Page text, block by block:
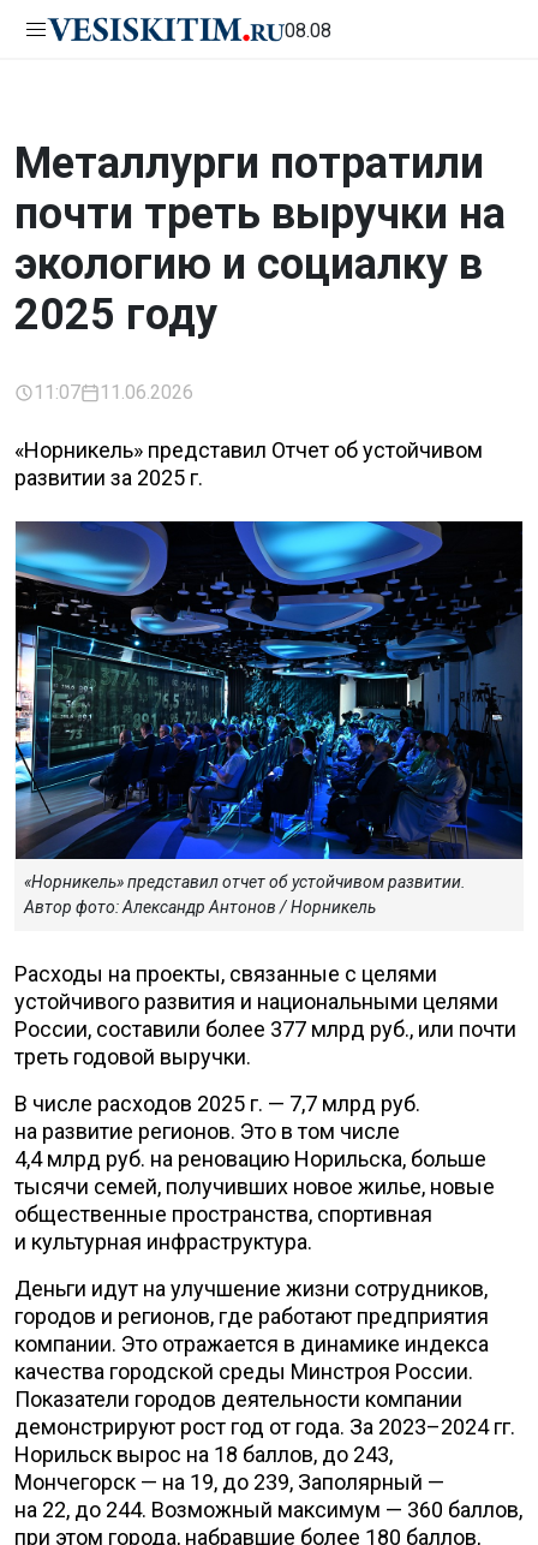
08.08
Металлурги потратили
почти треть выручки на
экологию и социалку в
2025 году
11:07 11.06.2026
«Норникель» представил Отчет об устойчивом
развитии за 2025 г.
«Норникель» представил отчет об устойчивом развитии.
Автор фото: Александр Антонов / Норникель
Расходы на проекты, связанные с целями
устойчивого развития и национальными целями
России, составили более 377 млрд руб., или почти
треть годовой выручки.
В числе расходов 2025 г. — 7,7 млрд руб.
на развитие регионов. Это в том числе
4,4 млрд руб. на реновацию Норильска, больше
тысячи семей, получивших новое жилье, новые
общественные пространства, спортивная
и культурная инфраструктура.
Деньги идут на улучшение жизни сотрудников,
городов и регионов, где работают предприятия
компании. Это отражается в динамике индекса
качества городской среды Минстроя России.
Показатели городов деятельности компании
демонстрируют рост год от года. За 2023–2024 гг.
Норильск вырос на 18 баллов, до 243,
Мончегорск — на 19, до 239, Заполярный —
на 22, до 244. Возможный максимум — 360 баллов,
при этом города, набравшие более 180 баллов,